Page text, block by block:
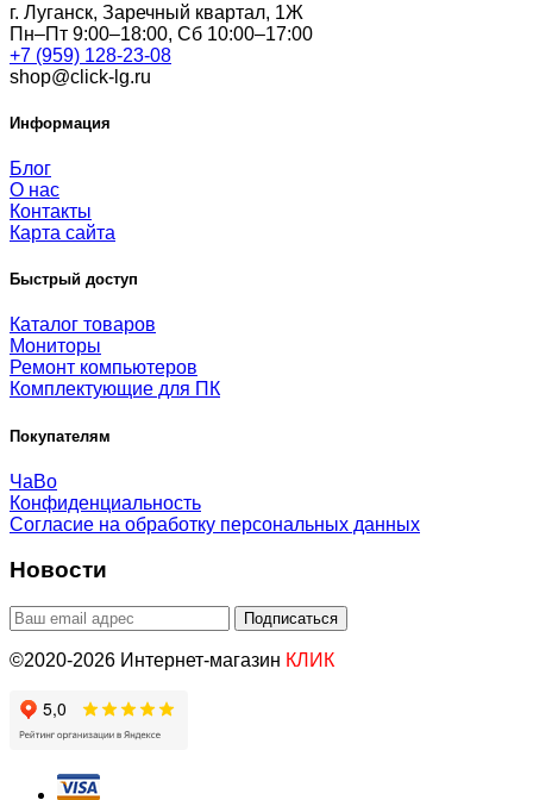
г. Луганск, Заречный квартал, 1Ж
Пн–Пт 9:00–18:00, Сб 10:00–17:00
+7 (959) 128-23-08
shop@click-lg.ru
Информация
Блог
О нас
Контакты
Карта сайта
Быстрый доступ
Каталог товаров
Мониторы
Ремонт компьютеров
Комплектующие для ПК
Покупателям
ЧаВо
Конфиденциальность
Согласие на обработку персональных данных
Новости
©2020-2026 Интернет-магазин КЛИК